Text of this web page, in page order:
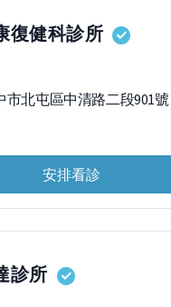
復健科診所
市北屯區中清路二段901號
安排看診
診所